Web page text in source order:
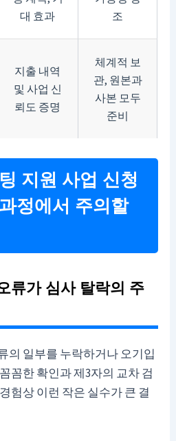
대 효과
조
지출 내역
및 사업 신
뢰도 증명
체계적 보
관, 원본과
사본 모두
준비
지원 사업 신청
정에서 주의할
류가 심사 탈락의 주
의 일부를 누락하거나 오기입
꼼한 확인과 제3자의 교차 검
험상 이런 작은 실수가 큰 결